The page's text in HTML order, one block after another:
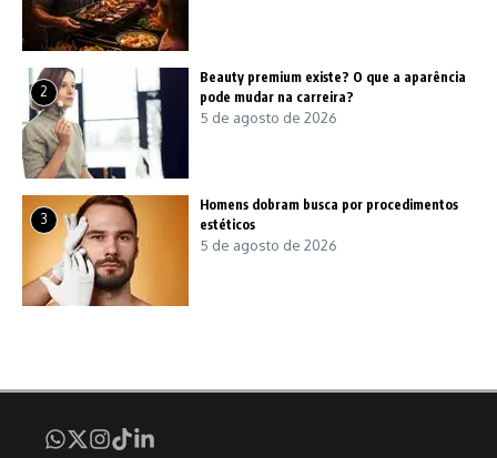
2
Beauty premium existe? O que a aparência
pode mudar na carreira?
5 de agosto de 2026
3
Homens dobram busca por procedimentos
estéticos
5 de agosto de 2026